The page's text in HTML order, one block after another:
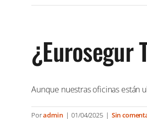
¿Eurosegur
Aunque nuestras oficinas están
Poradmin | 01/04/2025 | Sin